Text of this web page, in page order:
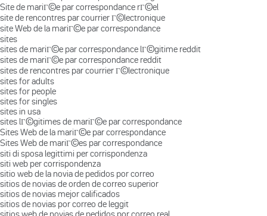
Site de mariГ©e par correspondance rГ©el
site de rencontres par courrier Г©lectronique
site Web de la mariГ©e par correspondance
sites
sites de mariГ©e par correspondance lГ©gitime reddit
sites de mariГ©e par correspondance reddit
sites de rencontres par courrier Г©lectronique
sites for adults
sites for people
sites for singles
sites in usa
sites lГ©gitimes de mariГ©e par correspondance
Sites Web de la mariГ©e par correspondance
Sites Web de mariГ©es par correspondance
siti di sposa legittimi per corrispondenza
siti web per corrispondenza
sitio web de la novia de pedidos por correo
sitios de novias de orden de correo superior
sitios de novias mejor calificados
sitios de novias por correo de leggit
sitios web de novias de pedidos por correo real